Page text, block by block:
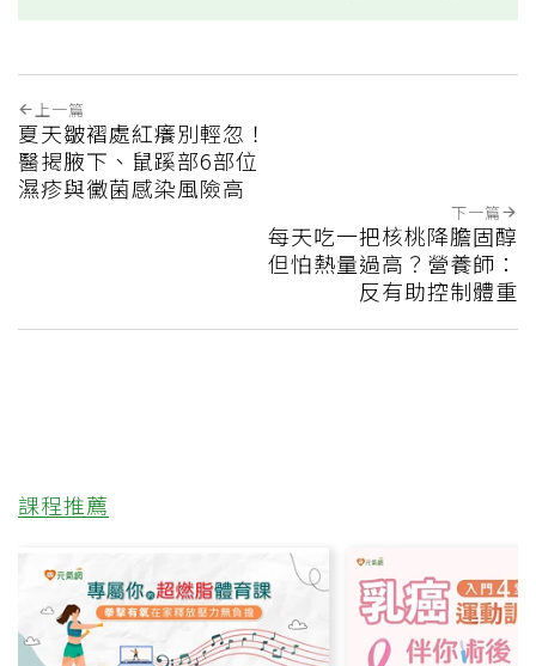
上一篇
夏天皺褶處紅癢別輕忽！
醫揭腋下、鼠蹊部6部位
濕疹與黴菌感染風險高
下一篇
每天吃一把核桃降膽固醇
但怕熱量過高？營養師：
反有助控制體重
課程推薦